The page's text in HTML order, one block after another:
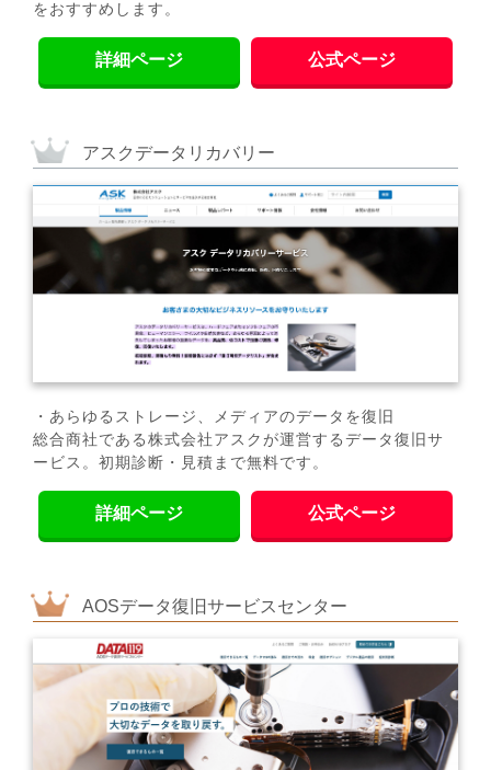
をおすすめします。
詳細ページ 公式ページ
アスクデータリカバリー
・あらゆるストレージ、メディアのデータを復旧
総合商社である株式会社アスクが運営するデータ復旧サ
ービス。初期診断・見積まで無料です。
詳細ページ 公式ページ
AOSデータ復旧サービスセンター